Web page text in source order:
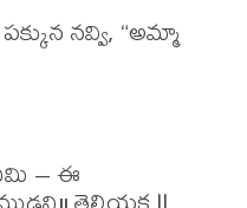
నవ్వి, “అమ్మా
– ఈ